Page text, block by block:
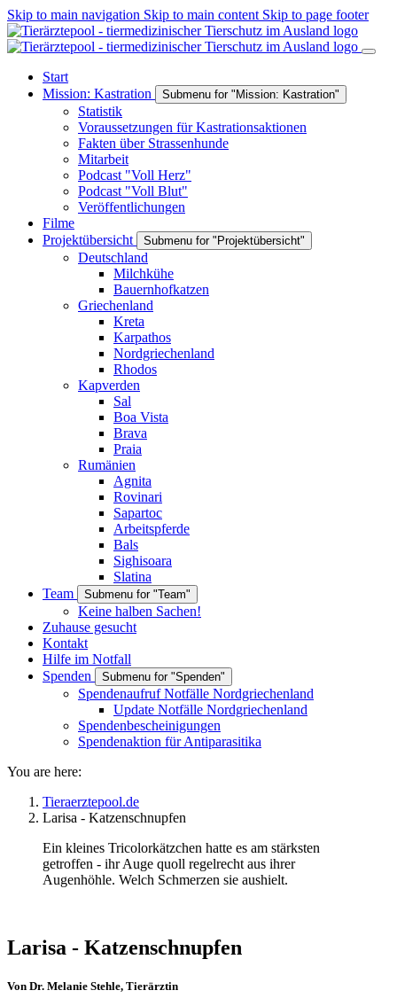
Skip to main navigation Skip to main content Skip to page footer
Start
Mission: Kastration
Submenu for "Mission: Kastration"
Statistik
Voraussetzungen für Kastrationsaktionen
Fakten über Strassenhunde
Mitarbeit
Podcast "Voll Herz"
Podcast "Voll Blut"
Veröffentlichungen
Filme
Projektübersicht
Submenu for "Projektübersicht"
Deutschland
Milchkühe
Bauernhofkatzen
Griechenland
Kreta
Karpathos
Nordgriechenland
Rhodos
Kapverden
Sal
Boa Vista
Brava
Praia
Rumänien
Agnita
Rovinari
Sapartoc
Arbeitspferde
Bals
Sighisoara
Slatina
Team
Submenu for "Team"
Keine halben Sachen!
Zuhause gesucht
Kontakt
Hilfe im Notfall
Spenden
Submenu for "Spenden"
Spendenaufruf Notfälle Nordgriechenland
Update Notfälle Nordgriechenland
Spendenbescheinigungen
Spendenaktion für Antiparasitika
You are here:
Tieraerztepool.de
Larisa - Katzenschnupfen
Ein kleines Tricolorkätzchen hatte es am stärksten
getroffen - ihr Auge quoll regelrecht aus ihrer
Augenhöhle. Welch Schmerzen sie aushielt.
Larisa - Katzenschnupfen
Von Dr. Melanie Stehle, Tierärztin